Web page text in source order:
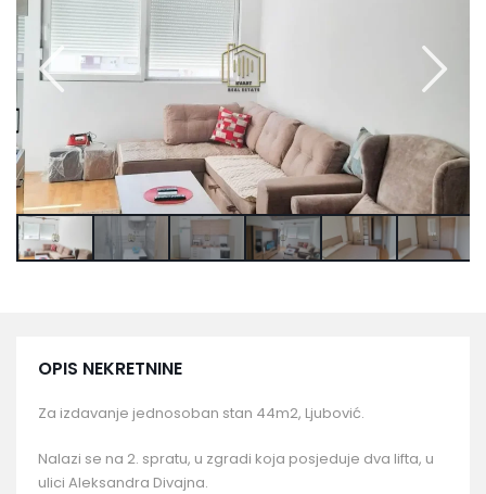
OPIS NEKRETNINE
Za izdavanje jednosoban stan 44m2, Ljubović.
Nalazi se na 2. spratu, u zgradi koja posjeduje dva lifta, u
ulici Aleksandra Divajna.